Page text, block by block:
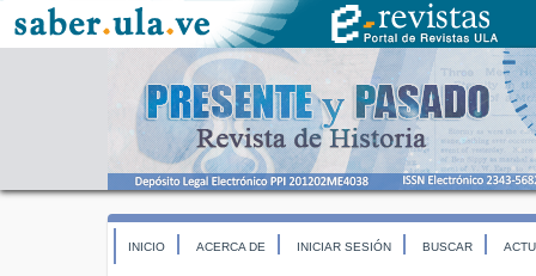
INICIO ACERCA DE INICIAR SESIÓN BUSCAR